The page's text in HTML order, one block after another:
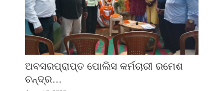
ଅବସରପ୍ରାପ୍ତ ପୋଲିସ କର୍ମଚାରୀ ରମେଶ
ଚନ୍ଦ୍ର…